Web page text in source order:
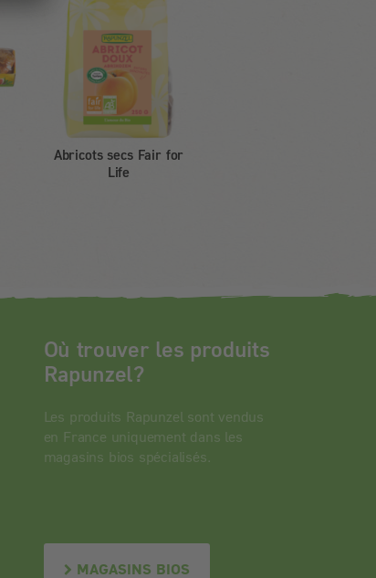
Abricots secs Fair for
Life
Où trouver les produits
Rapunzel?
Les produits Rapunzel sont vendus
en France uniquement dans les
magasins bios spécialisés.
MAGASINS BIOS